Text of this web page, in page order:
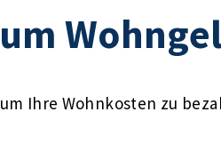
Ihre Wohnkosten zu